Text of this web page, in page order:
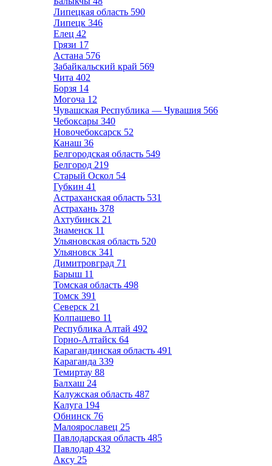
Липецкая область 590
Липецк 346
Елец 42
Грязи 17
Астана 576
Забайкальский край 569
Чита 402
Борзя 14
Могоча 12
Чувашская Республика — Чувашия 566
Чебоксары 340
Новочебоксарск 52
Канаш 36
Белгородская область 549
Белгород 219
Старый Оскол 54
Губкин 41
Астраханская область 531
Астрахань 378
Ахтубинск 21
Знаменск 11
Ульяновская область 520
Ульяновск 341
Димитровград 71
Барыш 11
Томская область 498
Томск 391
Северск 21
Колпашево 11
Республика Алтай 492
Горно-Алтайск 64
Карагандинская область 491
Караганда 339
Темиртау 88
Балхаш 24
Калужская область 487
Калуга 194
Обнинск 76
Малоярославец 25
Павлодарская область 485
Павлодар 432
Аксу 25